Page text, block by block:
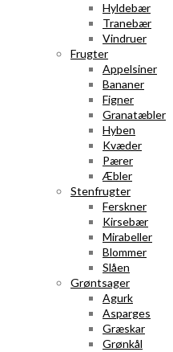
Hyldebær
Tranebær
Vindruer
Frugter
Appelsiner
Bananer
Figner
Granatæbler
Hyben
Kvæder
Pærer
Æbler
Stenfrugter
Ferskner
Kirsebær
Mirabeller
Blommer
Slåen
Grøntsager
Agurk
Asparges
Græskar
Grønkål